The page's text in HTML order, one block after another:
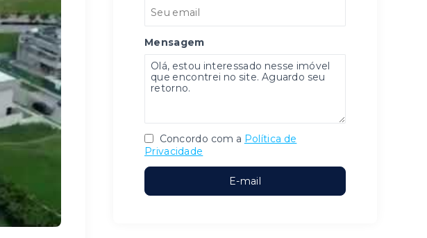
Mensagem
Concordo com a Política de
Privacidade
E-mail